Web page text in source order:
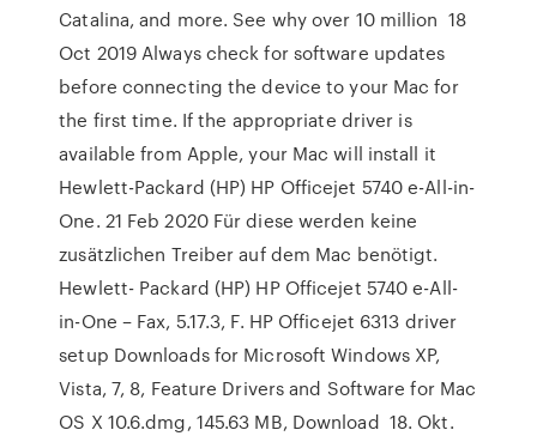
Catalina, and more. See why over 10 million 18
Oct 2019 Always check for software updates
before connecting the device to your Mac for
the first time. If the appropriate driver is
available from Apple, your Mac will install it
Hewlett-Packard (HP) HP Officejet 5740 e-All-in-
One. 21 Feb 2020 Für diese werden keine
zusätzlichen Treiber auf dem Mac benötigt.
Hewlett- Packard (HP) HP Officejet 5740 e-All-
in-One – Fax, 5.17.3, F. HP Officejet 6313 driver
setup Downloads for Microsoft Windows XP,
Vista, 7, 8, Feature Drivers and Software for Mac
OS X 10.6.dmg, 145.63 MB, Download 18. Okt.